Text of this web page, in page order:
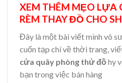
XEM THÊM MẸO LỰA
RÈM THAY ĐỒ CHO
Đây là một bài viết mình vô
cuốn tạp chí về thời trang,
cửa quây phòng thử đồ hy
bạn trong việc bán hàng